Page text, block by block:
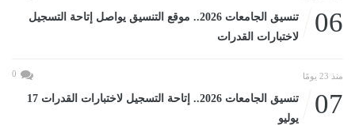
06
تنسيق الجامعات 2026.. موقع التنسيق يواصل إتاحة التسجيل
لاختبارات القدرات
منذ 23 يومًا 0
07
تنسيق الجامعات 2026.. إتاحة التسجيل لاختبارات القدرات 17
يوليو